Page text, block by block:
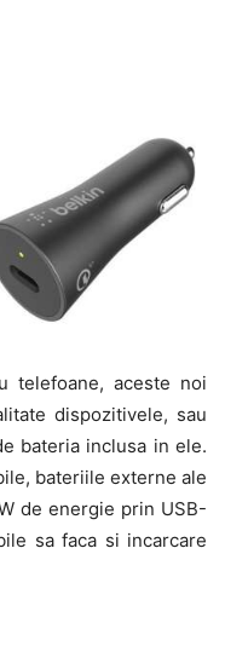
telefoane, aceste noi
dispozitivele, sau
bateria inclusa in ele.
bateriile externe ale
de energie prin USB-
sa faca si incarcare